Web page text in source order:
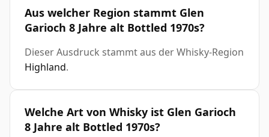
Aus welcher Region stammt Glen
Garioch 8 Jahre alt Bottled 1970s?
Dieser Ausdruck stammt aus der Whisky-Region
Highland.
Welche Art von Whisky ist Glen Garioch
8 Jahre alt Bottled 1970s?